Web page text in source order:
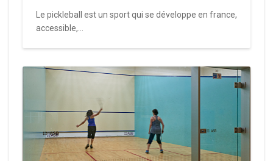
Le pickleball est un sport qui se développe en france,
accessible,...